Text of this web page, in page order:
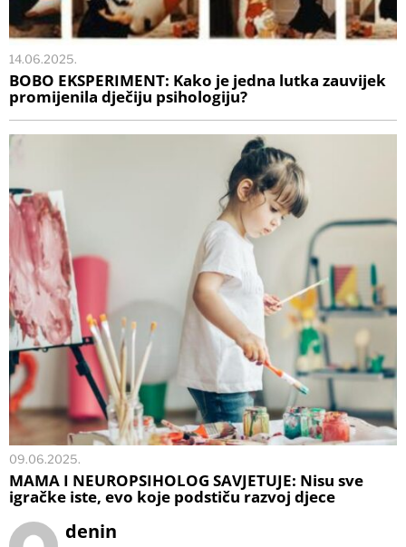
14.06.2025.
BOBO EKSPERIMENT: Kako je jedna lutka zauvijek
promijenila dječiju psihologiju?
09.06.2025.
MAMA I NEUROPSIHOLOG SAVJETUJE: Nisu sve
igračke iste, evo koje podstiču razvoj djece
denin